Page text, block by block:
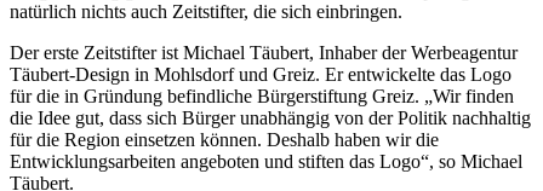
natürlich nichts auch Zeitstifter, die sich einbringen.
Der erste Zeitstifter ist Michael Täubert, Inhaber der Werbeagentur
Täubert-Design in Mohlsdorf und Greiz. Er entwickelte das Logo
für die in Gründung befindliche Bürgerstiftung Greiz. „Wir finden
die Idee gut, dass sich Bürger unabhängig von der Politik nachhaltig
für die Region einsetzen können. Deshalb haben wir die
Entwicklungsarbeiten angeboten und stiften das Logo“, so Michael
Täubert.